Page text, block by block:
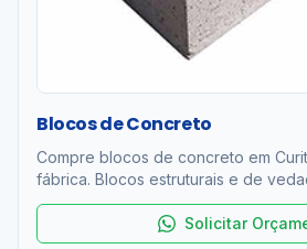
Blocos de Concreto
Compre blocos de concreto em
fábrica. Blocos estruturais e de
ABNT NBR 6136. Resistência 4 a 12
na RMC. Orçamento grátis!
Solicitar